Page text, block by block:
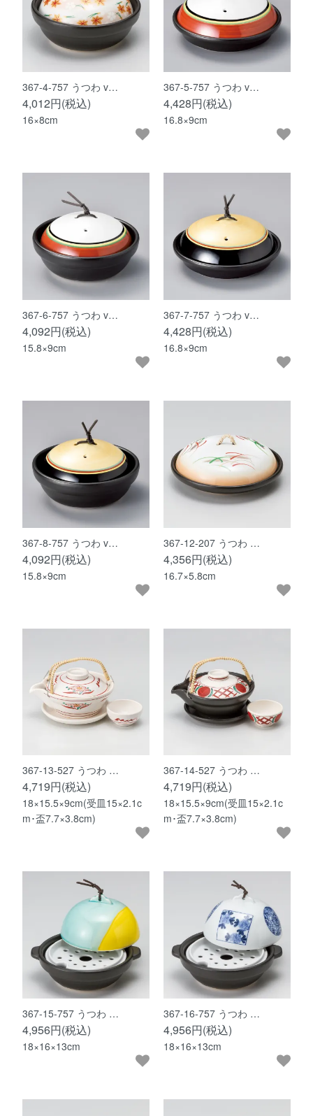
367-4-757 うつわ v…
4,012円(税込)
16×8cm
367-5-757 うつわ v…
4,428円(税込)
16.8×9cm
367-6-757 うつわ v…
4,092円(税込)
15.8×9cm
367-7-757 うつわ v…
4,428円(税込)
16.8×9cm
367-8-757 うつわ v…
4,092円(税込)
15.8×9cm
367-12-207 うつわ …
4,356円(税込)
16.7×5.8cm
367-13-527 うつわ …
4,719円(税込)
18×15.5×9cm(受皿15×2.1c
m･盃7.7×3.8cm)
367-14-527 うつわ …
4,719円(税込)
18×15.5×9cm(受皿15×2.1c
m･盃7.7×3.8cm)
367-15-757 うつわ …
4,956円(税込)
18×16×13cm
367-16-757 うつわ …
4,956円(税込)
18×16×13cm